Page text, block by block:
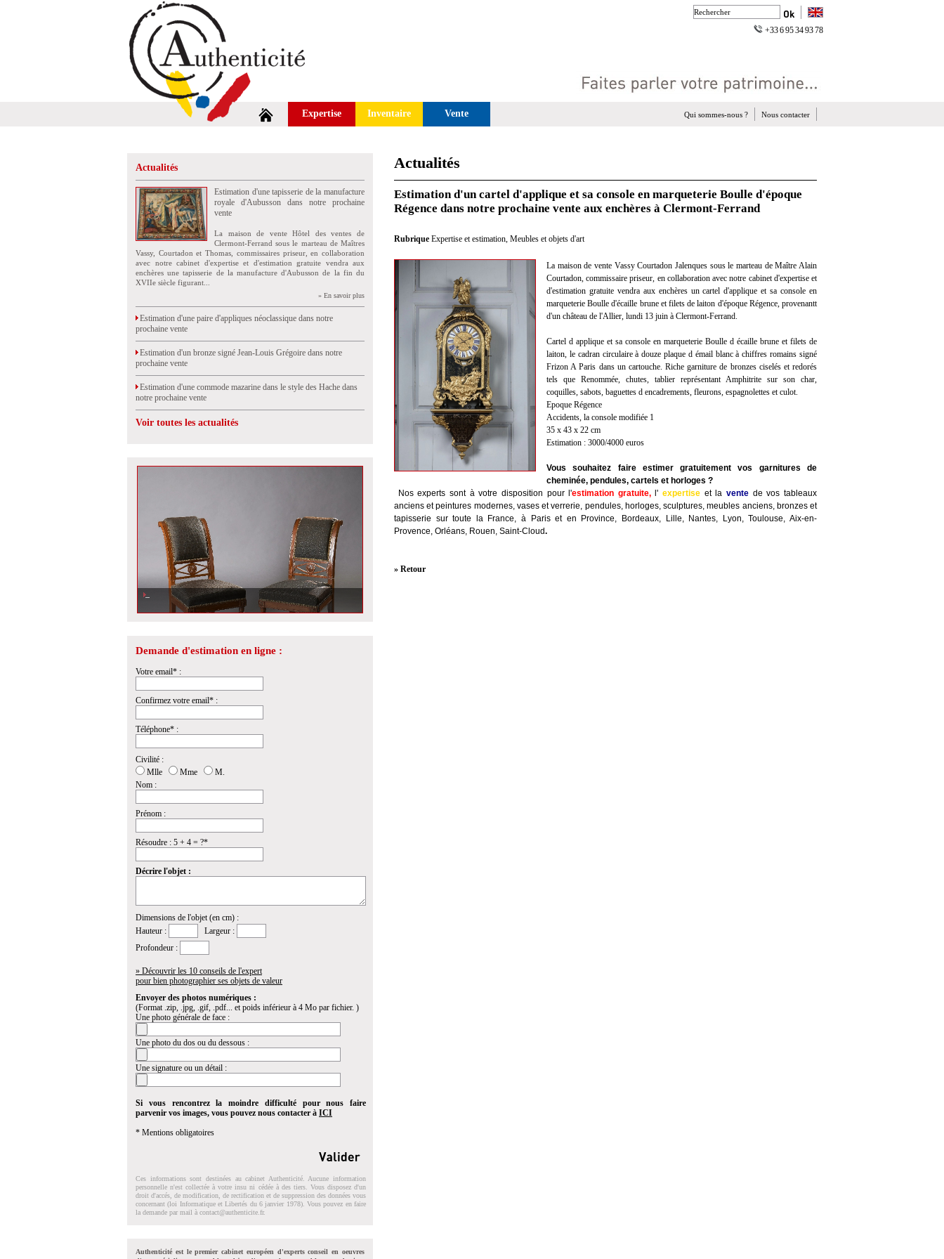
+33 6 95 34 93 78
Expertise Inventaire Vente Nous contacter
Qui sommes-nous ?
Actualités
Estimation d'une tapisserie de la manufacture
royale d'Aubusson dans notre prochaine
vente
La maison de vente Hôtel des ventes de
Clermont-Ferrand sous le marteau de Maîtres
Vassy, Courtadon et Thomas, commissaires priseur, en collaboration
avec notre cabinet d'expertise et d'estimation gratuite vendra aux
enchères une tapisserie de la manufacture d'Aubusson de la fin du
XVIIe siècle figurant...
» En savoir plus
Estimation d'une paire d'appliques néoclassique dans notre
prochaine vente
Estimation d'un bronze signé Jean-Louis Grégoire dans notre
prochaine vente
Estimation d'une commode mazarine dans le style des Hache dans
notre prochaine vente
Voir toutes les actualités
Demande d'estimation en ligne :
Votre email* :
Confirmez votre email* :
Téléphone* :
Civilité :
Mlle
Mme
M.
Nom :
Prénom :
Résoudre : 5 + 4 = ?*
Décrire l'objet :
Dimensions de l'objet (en cm) :
Hauteur :
Largeur :
Profondeur :
» Découvrir les 10 conseils de l'expert
pour bien photographier ses objets de valeur
Envoyer des photos numériques :
(Format .zip, .jpg, .gif, .pdf... et poids inférieur à 4 Mo par fichier. )
Une photo générale de face :
Une photo du dos ou du dessous :
Une signature ou un détail :
Si vous rencontrez la moindre difficulté pour nous faire
parvenir vos images, vous pouvez nous contacter à ICI
* Mentions obligatoires
Ces informations sont destinées au cabinet Authenticité. Aucune information
personnelle n'est collectée à votre insu ni cédée à des tiers. Vous disposez d'un
droit d'accés, de modification, de rectification et de suppression des données vous
concernant (loi Informatique et Libertés du 6 janvier 1978). Vous pouvez en faire
la demande par mail à contact@authenticite.fr.
Authenticité est le premier cabinet européen d'experts conseil en oeuvres
Actualités
Estimation d'un cartel d'applique et sa console en marqueterie Boulle d'époque
Régence dans notre prochaine vente aux enchères à Clermont-Ferrand
Rubrique Expertise et estimation, Meubles et objets d'art
La maison de vente Vassy Courtadon Jalenques sous le marteau de Maître Alain
Courtadon, commissaire priseur, en collaboration avec notre cabinet d'expertise et
d'estimation gratuite vendra aux enchères un cartel d'applique et sa console en
marqueterie Boulle d'écaille brune et filets de laiton d'époque Régence, provenantt
d'un château de l'Allier, lundi 13 juin à Clermont-Ferrand.
Cartel d applique et sa console en marqueterie Boulle d écaille brune et filets de
laiton, le cadran circulaire à douze plaque d émail blanc à chiffres romains signé
Frizon A Paris dans un cartouche. Riche garniture de bronzes ciselés et redorés
tels que Renommée, chutes, tablier représentant Amphitrite sur son char,
coquilles, sabots, baguettes d encadrements, fleurons, espagnolettes et culot.
Epoque Régence
Accidents, la console modifiée 1
35 x 43 x 22 cm
Estimation : 3000/4000 euros
Vous souhaitez faire estimer gratuitement vos garnitures de
cheminée, pendules, cartels et horloges ?
Nos experts sont à votre disposition pour l'estimation gratuite, l' expertise et lavente de vos tableaux
anciens et peintures modernes, vases et verrerie, pendules, horloges, sculptures, meubles anciens, bronzes et
tapisserie sur toute la France, à Paris et en Province, Bordeaux, Lille, Nantes, Lyon, Toulouse, Aix-en-
Provence, Orléans, Rouen, Saint-Cloud.
» Retour